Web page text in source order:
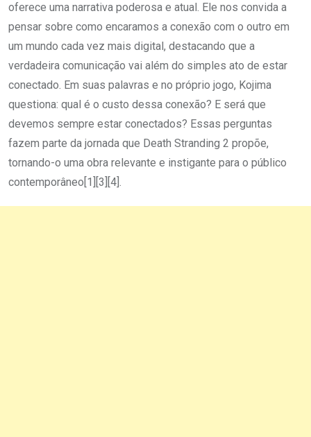
oferece uma narrativa poderosa e atual. Ele nos convida a
pensar sobre como encaramos a conexão com o outro em
um mundo cada vez mais digital, destacando que a
verdadeira comunicação vai além do simples ato de estar
conectado. Em suas palavras e no próprio jogo, Kojima
questiona: qual é o custo dessa conexão? E será que
devemos sempre estar conectados? Essas perguntas
fazem parte da jornada que Death Stranding 2 propõe,
tornando-o uma obra relevante e instigante para o público
contemporâneo[1][3][4].